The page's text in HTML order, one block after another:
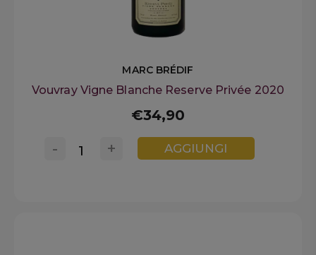
MARC BRÉDIF
Vouvray Vigne Blanche Reserve Privée 2020
€34,90
+
- AGGIUNGI